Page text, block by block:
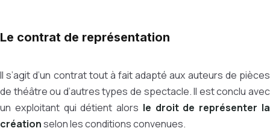
Le contrat de représentation
Il s’agit d’un contrat tout à fait adapté aux auteurs de pièces
de théâtre ou d’autres types de spectacle. Il est conclu avec
un exploitant qui détient alors le droit de représenter la
créationselon les conditions convenues.